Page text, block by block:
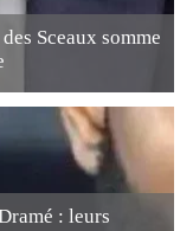
Sceaux somme
: leurs